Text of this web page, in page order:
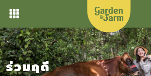
Skip
content
ร่วมฤดี